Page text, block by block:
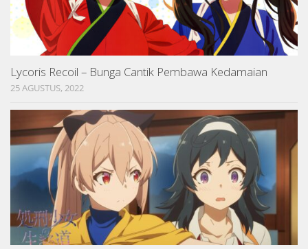
Lycoris Recoil – Bunga Cantik Pembawa Kedamaian
25 AGUSTUS, 2022